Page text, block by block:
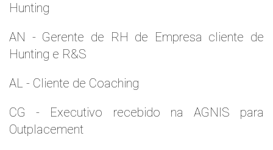
Hunting
AN - Gerente de RH de Empresa cliente de
Hunting e R&S
AL - Cliente de Coaching
CG - Executivo recebido na AGNIS para
Outplacement